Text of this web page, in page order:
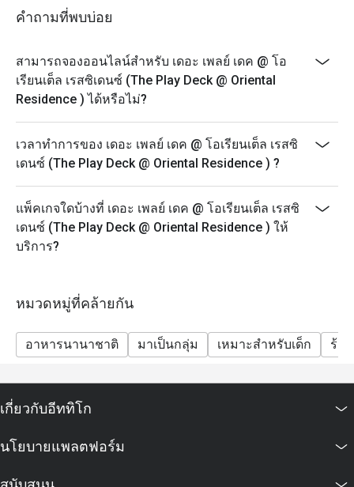
คำถามที่พบบ่อย
สามารถจองออนไลน์สำหรับ เดอะ เพลย์ เดค @ โอ
เรียนเต็ล เรสซิเดนซ์ (The Play Deck @ Oriental
Residence ) ได้หรือไม่?
เวลาทำการของ เดอะ เพลย์ เดค @ โอเรียนเต็ล เรสซิ
เดนซ์ (The Play Deck @ Oriental Residence ) ?
แพ็คเกจใดบ้างที่ เดอะ เพลย์ เดค @ โอเรียนเต็ล เรสซิ
เดนซ์ (The Play Deck @ Oriental Residence ) ให้
บริการ?
หมวดหมู่ที่คล้ายกัน
อาหารนานาชาติ มาเป็นกลุ่ม เหมาะสำหรับเด็ก ร้า
เกี่ยวกับอีททิโก
นโยบายแพลตฟอร์ม